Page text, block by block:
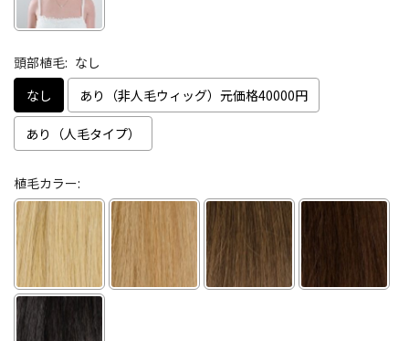
頭部植毛: なし
なし
あり（非人毛ウィッグ）元価格40000円
あり（人毛タイプ）
植毛カラー: